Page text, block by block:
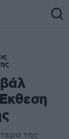
της